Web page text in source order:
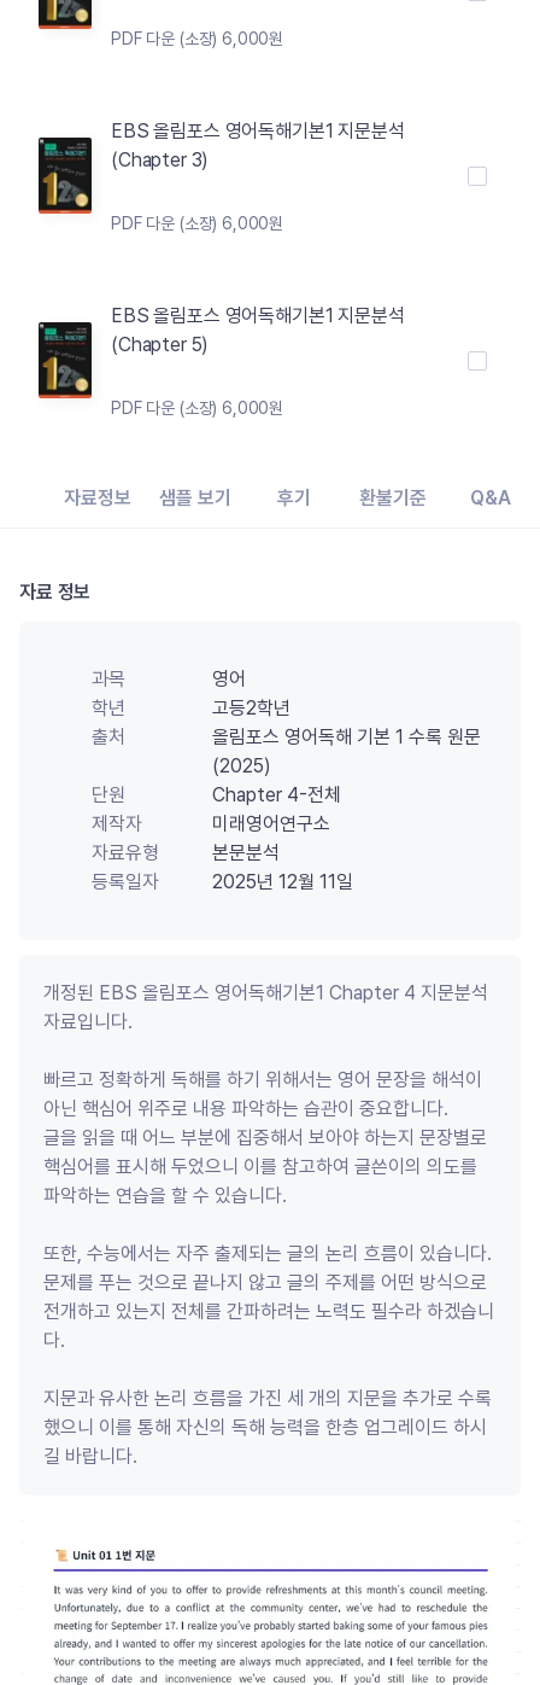
PDF 다운 (소장) 6,000원
EBS 올림포스 영어독해기본1 지문분석
(Chapter 3)
PDF 다운 (소장) 6,000원
EBS 올림포스 영어독해기본1 지문분석
(Chapter 5)
PDF 다운 (소장) 6,000원
자료정보 샘플 보기 후기 환불기준 Q&A
자료 정보
과목
영어
학년
고등2학년
출처
올림포스 영어독해 기본 1 수록 원문
(2025)
단원
Chapter 4-전체
제작자
미래영어연구소
자료유형
본문분석
등록일자
2025년 12월 11일
개정된 EBS 올림포스 영어독해기본1 Chapter 4 지문분석
자료입니다.
빠르고 정확하게 독해를 하기 위해서는 영어 문장을 해석이
아닌 핵심어 위주로 내용 파악하는 습관이 중요합니다.
글을 읽을 때 어느 부분에 집중해서 보아야 하는지 문장별로
핵심어를 표시해 두었으니 이를 참고하여 글쓴이의 의도를
파악하는 연습을 할 수 있습니다.
또한, 수능에서는 자주 출제되는 글의 논리 흐름이 있습니다.
문제를 푸는 것으로 끝나지 않고 글의 주제를 어떤 방식으로
전개하고 있는지 전체를 간파하려는 노력도 필수라 하겠습니
다.
지문과 유사한 논리 흐름을 가진 세 개의 지문을 추가로 수록
했으니 이를 통해 자신의 독해 능력을 한층 업그레이드 하시
길 바랍니다.